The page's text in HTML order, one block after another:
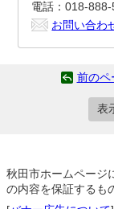
電話：018-
お問い合わ
前のペ
表
秋田市ホームページ
の内容を保証するも